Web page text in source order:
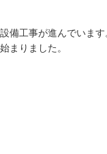
備工事が進んでいま
まりました。